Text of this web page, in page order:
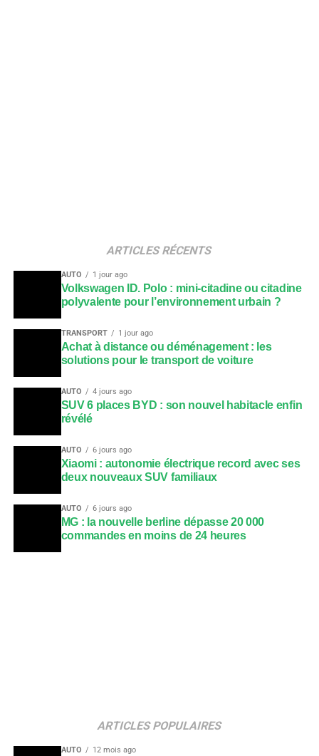
ARTICLES RÉCENTS
AUTO 1 jour ago
Volkswagen ID. Polo : mini-citadine ou citadine
polyvalente pour l’environnement urbain ?
TRANSPORT 1 jour ago
Achat à distance ou déménagement : les
solutions pour le transport de voiture
AUTO 4 jours ago
SUV 6 places BYD : son nouvel habitacle enfin
révélé
AUTO 6 jours ago
Xiaomi : autonomie électrique record avec ses
deux nouveaux SUV familiaux
AUTO 6 jours ago
MG : la nouvelle berline dépasse 20 000
commandes en moins de 24 heures
ARTICLES POPULAIRES
AUTO 12 mois ago